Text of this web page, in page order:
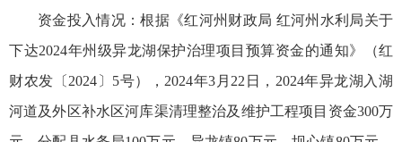
资金投入情况：根据《红河州财政局 红河州水利局关于
下达2024年州级异龙湖保护治理项目预算资金的通知》（红
财农发〔2024〕5号），2024年3月22日，2024年异龙湖入湖
河道及外区补水区河库渠清理整治及维护工程项目资金300万